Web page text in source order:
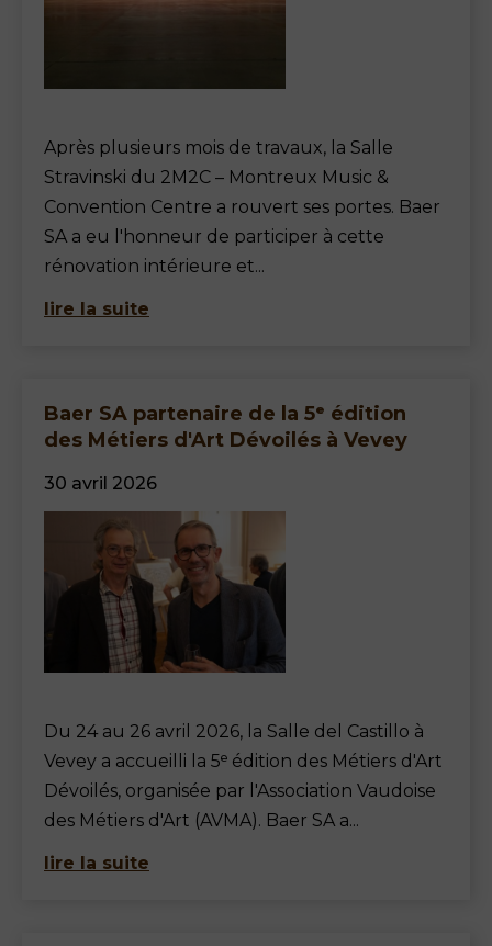
Après plusieurs mois de travaux, la Salle
Stravinski du 2M2C – Montreux Music &
Convention Centre a rouvert ses portes. Baer
SA a eu l'honneur de participer à cette
rénovation intérieure et...
lire la suite
Baer SA partenaire de la 5ᵉ édition
des Métiers d'Art Dévoilés à Vevey
30 avril 2026
Du 24 au 26 avril 2026, la Salle del Castillo à
Vevey a accueilli la 5ᵉ édition des Métiers d'Art
Dévoilés, organisée par l'Association Vaudoise
des Métiers d'Art (AVMA). Baer SA a...
lire la suite